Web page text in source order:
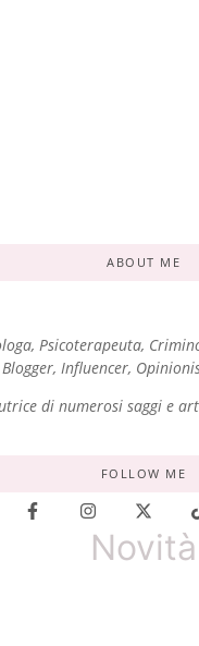
ABOUT ME
Psicoterapeuta,
Blogger, Influencer,
di numerosi saggi e
FOLLOW ME
Novità